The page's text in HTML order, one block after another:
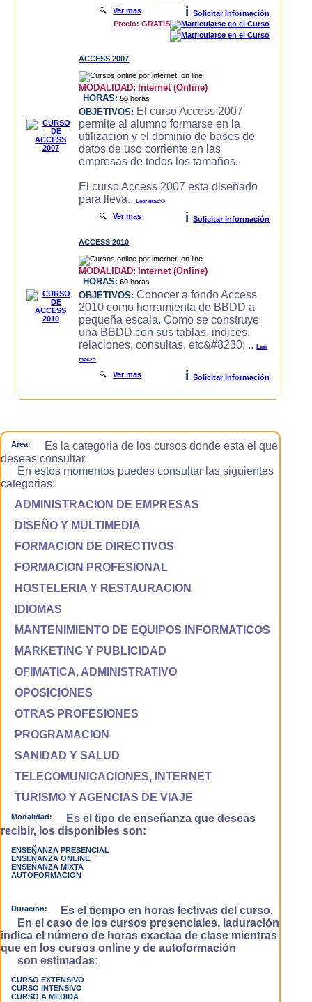
🔍Ver mas i
Solicitar Información
Precio: GRATIS
ACCESS 2007
MODALIDAD: Internet (Online)
HORAS: 56 horas
OBJETIVOS: El curso Access 2007
permite al alumno formarse en la
utilizacion y el dominio de bases de
datos de uso corriente en las
empresas de todos los tamaños.
El curso Access 2007 esta diseñado
para lleva..Leer mas>>
🔍Ver mas i Solicitar Información
ACCESS 2010
MODALIDAD: Internet (Online)
HORAS: 60 horas
OBJETIVOS: Conocer a fondo Access
2010 como herramienta de BBDD a
pequeña escala. Como se construye
una BBDD con sus tablas, indices,
relaciones, consultas, etc&#8230; ..Leer
mas>>
🔍Ver mas i Solicitar Información
Area:
Es la categoria de los cursos donde esta el que
deseas consultar.
En estos momentos puedes consultar las siguientes
categorias:
ADMINISTRACION DE EMPRESAS
DISEÑO Y MULTIMEDIA
FORMACION DE DIRECTIVOS
FORMACION PROFESIONAL
HOSTELERIA Y RESTAURACION
IDIOMAS
MANTENIMIENTO DE EQUIPOS INFORMATICOS
MARKETING Y PUBLICIDAD
OFIMATICA, ADMINISTRATIVO
OPOSICIONES
OTRAS PROFESIONES
PROGRAMACION
SANIDAD Y SALUD
TELECOMUNICACIONES, INTERNET
TURISMO Y AGENCIAS DE VIAJE
Modalidad:
Es el tipo de enseñanza que deseas
recibir, los disponibles son:
ENSEÑANZA PRESENCIAL
ENSEÑANZA ONLINE
ENSEÑANZA MIXTA
AUTOFORMACION
Duracion:
Es el tiempo en horas lectivas del curso.
En el caso de los cursos presenciales, laduración
indica el número de horas exactaa de clase mientras
que en los cursos online y de autoformación
son estimadas:
CURSO EXTENSIVO
CURSO INTENSIVO
CURSO A MEDIDA